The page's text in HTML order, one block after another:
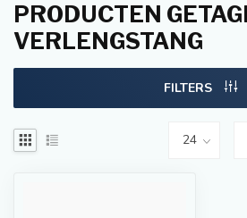
PRODUCTEN
VERLENGSTANG
FILTERS